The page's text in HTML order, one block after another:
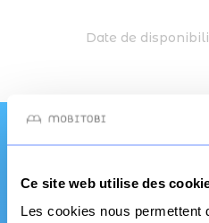
Ce site web utilise des
Les cookies nous permettent
Date de
Une